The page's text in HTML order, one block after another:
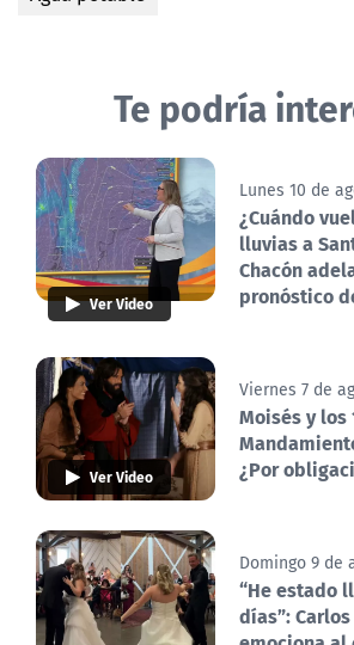
Te podría
Ver Video
Lunes 10 de
¿Cuándo
lluvias a
Chacón
pronóstico
Ver Video
Viernes 7 de
Moisés y los
¿Por
Domingo 9 de
“He estado
días”: